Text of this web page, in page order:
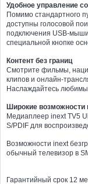
Удобное управление
Помимо стандартного
доступны голосовой
подключения USB-
специальной кнопке
Контент без границ
Смотрите фильмы,
клипов и онлайн-
Наслаждайтесь
Широкие возможности
Медиаплеер inext TV5
S/PDIF для
Возможности inext
обычный телевизор в
Гарантийный срок 12